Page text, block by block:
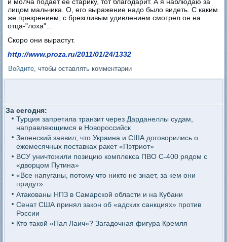
лицом мальчика. О, его выражение надо было видеть. С каким
же презрением, с брезгливым удивлением смотрел он на
отца-"лоха"...
Скоро они вырастут.
http://www.proza.ru/2011/01/24/1332
Войдите , чтобы оставлять комментарии
За сегодня:
Турция запретила транзит через Дарданеллы судам,
направляющимся в Новороссийск
Зеленский заявил, что Украина и США договорились о
ежемесячных поставках ракет «Пэтриот»
ВСУ уничтожили позицию комплекса ПВО С-400 рядом с
«дворцом Путина»
«Все напуганы, потому что никто не знает, за кем они
придут»
Атакованы НПЗ в Самарской области и на Кубани
Сенат США принял закон об «адских санкциях» против
России
Кто такой «Пал Лаич»? Загадочная фигура Кремля